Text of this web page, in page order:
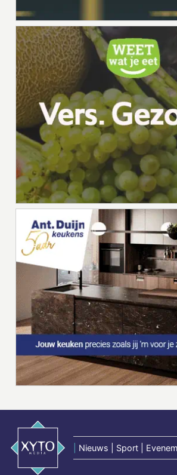
Nieuws | Sport |